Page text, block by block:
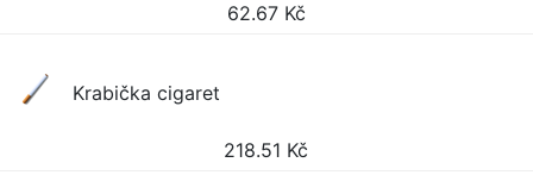
62.67 Kč
Krabička cigaret
218.51 Kč